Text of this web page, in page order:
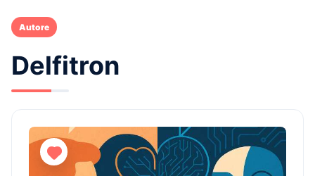
Autore
Delfitron